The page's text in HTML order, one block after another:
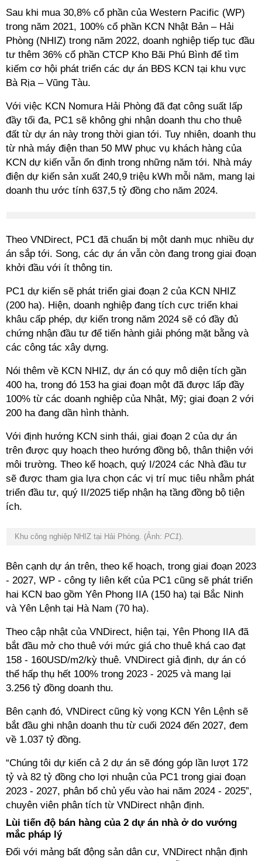
Sau khi mua 30,8% cổ phần của Western Pacific (WP)
trong năm 2021, 100% cổ phần KCN Nhật Bản – Hải
Phòng (NHIZ) trong năm 2022, doanh nghiệp tiếp tục đầu
tư thêm 36% cổ phần CTCP Kho Bãi Phú Bình để tìm
kiếm cơ hội phát triển các dự án BĐS KCN tại khu vực
Bà Rịa – Vũng Tàu.
Với việc KCN Nomura Hải Phòng đã đạt công suất lấp
đầy tối đa, PC1 sẽ không ghi nhận doanh thu cho thuê
đất từ dự án này trong thời gian tới. Tuy nhiên, doanh thu
từ nhà máy điện than 50 MW phục vụ khách hàng của
KCN dự kiến vẫn ổn định trong những năm tới. Nhà máy
điện dự kiến sản xuất 240,9 triệu kWh mỗi năm, mang lại
doanh thu ước tính 637,5 tỷ đồng cho năm 2024.
Theo VNDirect, PC1 đã chuẩn bị một danh mục nhiều dự
án sắp tới. Song, các dự án vẫn còn đang trong giai đoạn
khởi đầu với ít thông tin.
PC1 dự kiến sẽ phát triển giai đoạn 2 của KCN NHIZ
(200 ha). Hiện, doanh nghiệp đang tích cực triển khai
khâu cấp phép, dự kiến trong năm 2024 sẽ có đầy đủ
chứng nhận đầu tư để tiến hành giải phóng mặt bằng và
các công tác xây dựng.
Nói thêm về KCN NHIZ, dự án có quy mô diện tích gần
400 ha, trong đó 153 ha giai đoạn một đã được lấp đầy
100% từ các doanh nghiệp của Nhật, Mỹ; giai đoạn 2 với
200 ha đang dần hình thành.
Với định hướng KCN sinh thái, giai đoạn 2 của dự án
trên được quy hoạch theo hướng đồng bộ, thân thiện với
môi trường. Theo kế hoạch, quý I/2024 các Nhà đầu tư
sẽ được tham gia lựa chọn các vị trí mục tiêu nhằm phát
triển đầu tư, quý II/2025 tiếp nhận hạ tầng đồng bộ tiện
ích.
Khu công nghiệp NHIZ tại Hải Phòng. (Ảnh: PC1).
Bên cạnh dự án trên, theo kế hoạch, trong giai đoạn 2023
- 2027, WP - công ty liên kết của PC1 cũng sẽ phát triển
hai KCN bao gồm Yên Phong IIA (150 ha) tại Bắc Ninh
và Yên Lệnh tại Hà Nam (70 ha).
Theo cập nhật của VNDirect, hiện tại, Yên Phong IIA đã
bắt đầu mở cho thuê với mức giá cho thuê khá cao đạt
158 - 160USD/m2/kỳ thuê. VNDirect giả định, dự án có
thể hấp thụ hết 100% trong 2023 - 2025 và mang lại
3.256 tỷ đồng doanh thu.
Bên cạnh đó, VNDirect cũng kỳ vọng KCN Yên Lệnh sẽ
bắt đầu ghi nhận doanh thu từ cuối 2024 đến 2027, đem
về 1.037 tỷ đồng.
“Chúng tôi dự kiến cả 2 dự án sẽ đóng góp lần lượt 172
tỷ và 82 tỷ đồng cho lợi nhuận của PC1 trong giai đoạn
2023 - 2027, phân bổ chủ yếu vào hai năm 2024 - 2025”,
chuyên viên phân tích từ VNDirect nhận định.
Lùi tiến độ bán hàng của 2 dự án nhà ở do vướng
mắc pháp lý
Đối với mảng bất động sản dân cư, VNDirect nhận định